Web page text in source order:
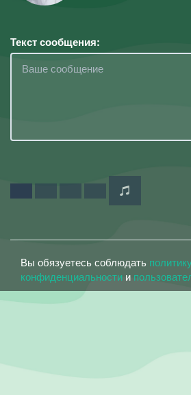
Текст сообщения:
Вы обязуетесь соблюдать политику
конфиденциальности и